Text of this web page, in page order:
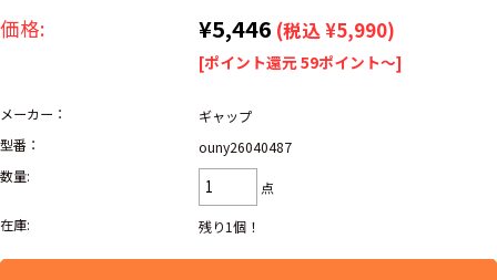
スウェット
パンツ レディース 子供服
価格: ¥5,446 (税込 ¥5,990)
[ポイント還元 59ポイント～]
メーカー：
ギャップ
型番：
ouny26040487
数量:
点
在庫:
残り1個！